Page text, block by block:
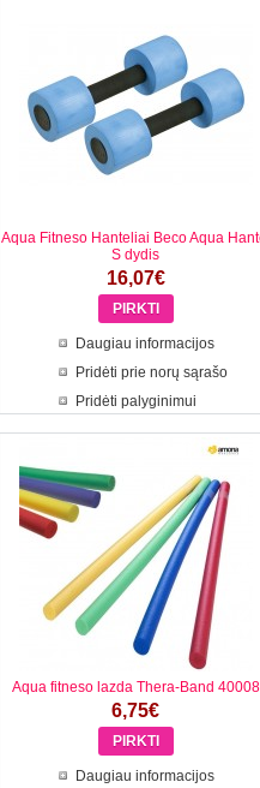
Aqua Fitneso Hanteliai Beco Aqua
S dydis
16,07€
Daugiau informacijos
Pridėti prie norų sąrašo
Pridėti palyginimui
Aqua fitneso lazda Thera-Band 40008
6,75€
Daugiau informacijos